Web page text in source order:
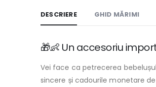
DESCRIERE GHID MĂRIMI
🎁👶 Un accesoriu
Vei face ca petrecerea
sincere și cadourile monetare